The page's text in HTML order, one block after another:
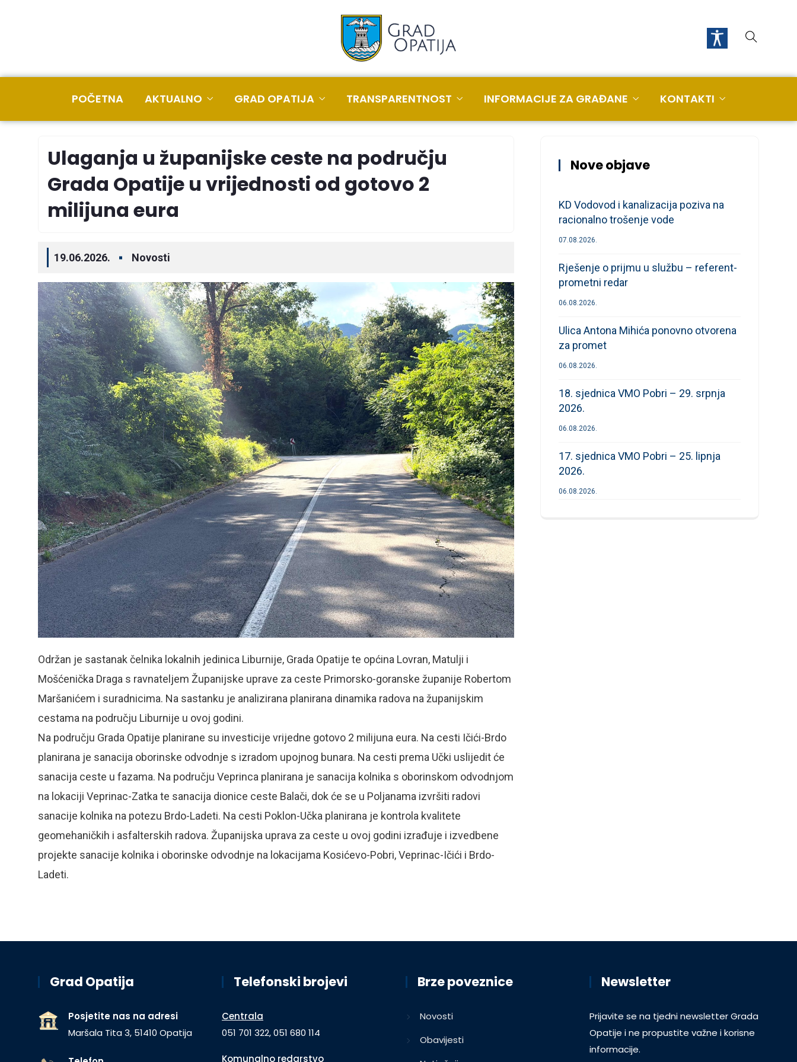
POČETNA AKTUALNO GRAD OPATIJA TRANSPARENTNOST INFORMACIJE ZA GRAĐANE KONTAKTI
Ulaganja u županijske ceste na području
Grada Opatije u vrijednosti od gotovo 2
milijuna eura
19.06.2026. Novosti
Održan je sastanak čelnika lokalnih jedinica Liburnije, Grada Opatije te općina Lovran, Matulji i
Mošćenička Draga s ravnateljem Županijske uprave za ceste Primorsko-goranske županije Robertom
Maršanićem i suradnicima. Na sastanku je analizirana planirana dinamika radova na županijskim
cestama na području Liburnije u ovoj godini.
Na području Grada Opatije planirane su investicije vrijedne gotovo 2 milijuna eura. Na cesti Ičići-Brdo
planirana je sanacija oborinske odvodnje s izradom upojnog bunara. Na cesti prema Učki uslijedit će
sanacija ceste u fazama. Na području Veprinca planirana je sanacija kolnika s oborinskom odvodnjom
na lokaciji Veprinac-Zatka te sanacija dionice ceste Balači, dok će se u Poljanama izvršiti radovi
sanacije kolnika na potezu Brdo-Ladeti. Na cesti Poklon-Učka planirana je kontrola kvalitete
geomehaničkih i asfalterskih radova. Županijska uprava za ceste u ovoj godini izrađuje i izvedbene
projekte sanacije kolnika i oborinske odvodnje na lokacijama Kosićevo-Pobri, Veprinac-Ičići i Brdo-
Ladeti.
Nove objave
KD Vodovod i kanalizacija poziva na
racionalno trošenje vode
07.08.2026.
Rješenje o prijmu u službu – referent-
prometni redar
06.08.2026.
Ulica Antona Mihića ponovno otvorena
za promet
06.08.2026.
18. sjednica VMO Pobri – 29. srpnja
2026.
06.08.2026.
17. sjednica VMO Pobri – 25. lipnja
2026.
06.08.2026.
Grad Opatija
Posjetite nas na adresi
Maršala Tita 3, 51410 Opatija
Telefonski brojevi
Centrala
051 701 322, 051 680 114
Komunalno redarstvo
Brze poveznice
Novosti
Obavijesti
Newsletter
Prijavite se na tjedni newsletter Grada
Opatije i ne propustite važne i korisne
informacije.